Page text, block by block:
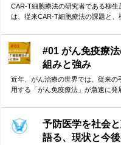
CAR-T細胞療法の研究者である柳
は、従来CAR-T細胞療法の課題と
#01 がん免疫療
組みと強み
近年、がん治療の世界では、従来
用する「がん免疫療法」が急速に
予防医学を社会
語る、現状と今